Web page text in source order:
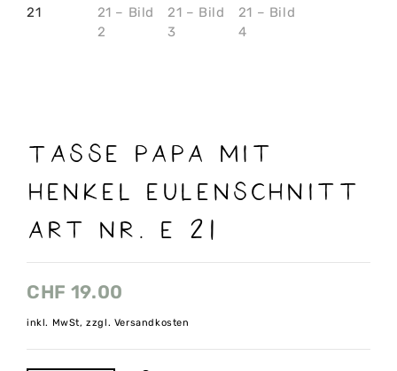
Tasse Papa mit
Henkel Eulenschnitt
art nr. E 21
CHF 19.00
inkl. MwSt, zzgl. Versandkosten